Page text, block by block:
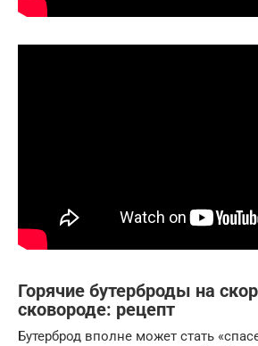
Горячие бутерброды на
сковороде: рецепт
Бутерброд вполне может стать